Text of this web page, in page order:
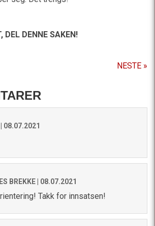
DEL DENNE SAKEN!
NESTE »
08.07.2021
BREKKE | 08.07.2021
Takk for innsatsen!